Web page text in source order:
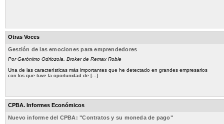
Otras Voces
Gestión de las emociones para emprendedores
Por Gerónimo Odriozola, Broker de Remax Roble
Una de las características más importantes que he detectado en grandes empresarios
con los que tuve la oportunidad de [...]
CPBA. Informes Económicos
Nuevo informe del CPBA: "Contratos y su moneda de pago"